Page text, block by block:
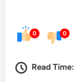
0 0
Read Time: